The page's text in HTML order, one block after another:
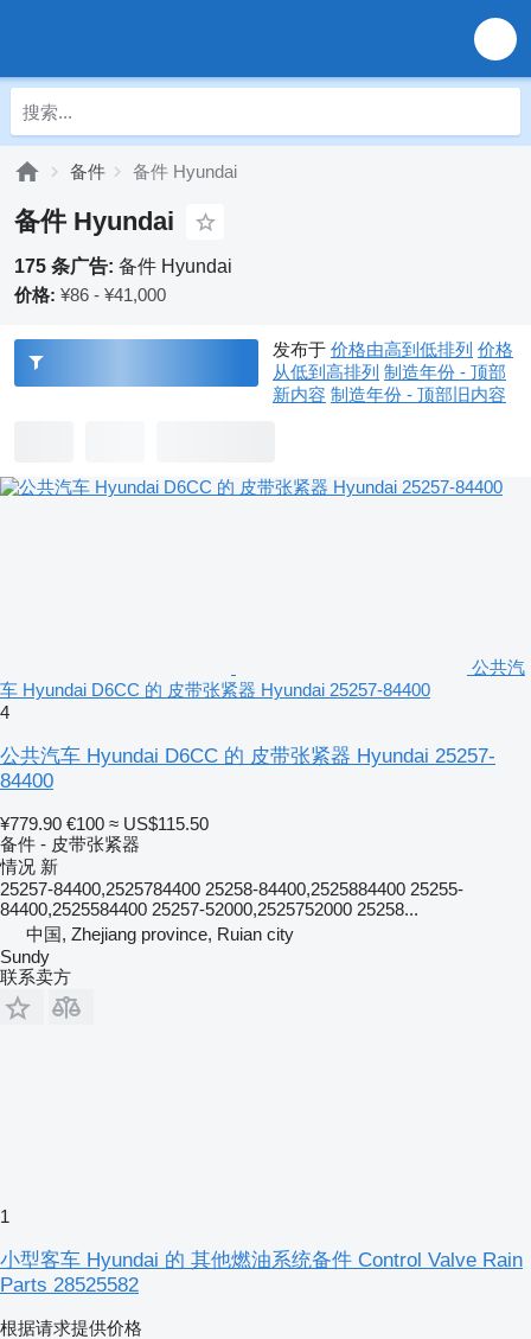
备件 备件 Hyundai
备件 Hyundai
175 条广告: 备件 Hyundai
价格: ¥86 - ¥41,000
发布于 价格由高到低排列 价格
从低到高排列 制造年份 - 顶部
新内容 制造年份 - 顶部旧内容
公共汽
车 Hyundai D6CC 的 皮带张紧器 Hyundai 25257-84400
4
公共汽车 Hyundai D6CC 的 皮带张紧器 Hyundai 25257-
84400
¥779.90 €100 ≈ US$115.50
备件 - 皮带张紧器
情况 新
25257-84400,2525784400 25258-84400,2525884400 25255-
84400,2525584400 25257-52000,2525752000 25258...
中国, Zhejiang province, Ruian city
Sundy
联系卖方
1
小型客车 Hyundai 的 其他燃油系统备件 Control Valve Rain
Parts 28525582
根据请求提供价格